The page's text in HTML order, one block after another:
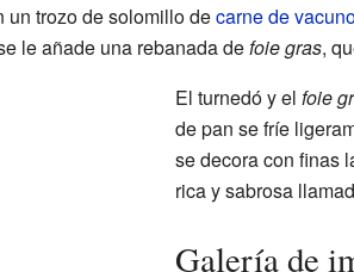
un trozo de solomillo decarne de
le añade una rebanada defoie gras,
El turnedó y el foie
de pan se fríe
se decora con finas
rica y sabrosa
Galería de